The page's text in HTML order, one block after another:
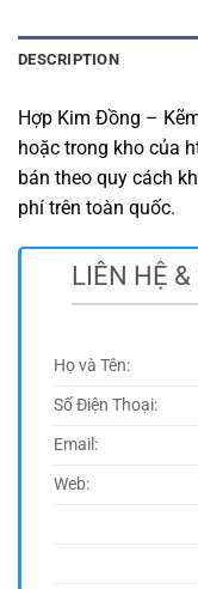
DESCRIPTION
Hợp Kim Đồng –
hoặc trong kho của
bán theo quy cách
phí trên toàn quốc.
LIÊN HỆ
Họ và Tên:
Số Điện Thoại:
Email:
Web: